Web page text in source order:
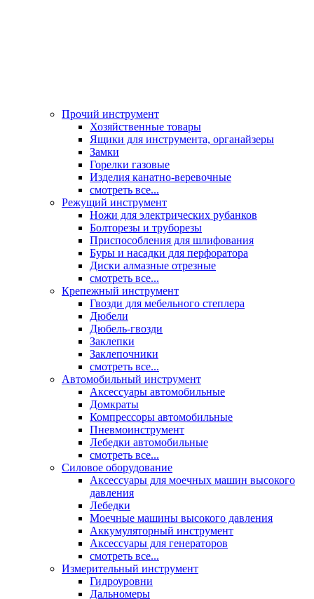
Прочий инструмент
Хозяйственные товары
Ящики для инструмента, органайзеры
Замки
Горелки газовые
Изделия канатно-веревочные
смотреть все...
Режущий инструмент
Ножи для электрических рубанков
Болторезы и труборезы
Приспособления для шлифования
Буры и насадки для перфоратора
Диски алмазные отрезные
смотреть все...
Крепежный инструмент
Гвозди для мебельного степлера
Дюбели
Дюбель-гвозди
Заклепки
Заклепочники
смотреть все...
Автомобильный инструмент
Аксессуары автомобильные
Домкраты
Компрессоры автомобильные
Пневмоинструмент
Лебедки автомобильные
смотреть все...
Силовое оборудование
Аксессуары для моечных машин высокого
давления
Лебедки
Моечные машины высокого давления
Аккумуляторный инструмент
Аксессуары для генераторов
смотреть все...
Измерительный инструмент
Гидроуровни
Дальномеры